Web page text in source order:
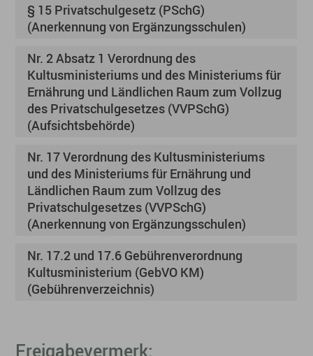
§ 15 Privatschulgesetz (PSchG)
(Anerkennung von Ergänzungsschulen)
Nr. 2 Absatz 1 Verordnung des
Kultusministeriums und des Ministeriums für
Ernährung und Ländlichen Raum zum Vollzug
des Privatschulgesetzes (VVPSchG)
(Aufsichtsbehörde)
Nr. 17 Verordnung des Kultusministeriums
und des Ministeriums für Ernährung und
Ländlichen Raum zum Vollzug des
Privatschulgesetzes (VVPSchG)
(Anerkennung von Ergänzungsschulen)
Nr. 17.2 und 17.6 Gebührenverordnung
Kultusministerium (GebVO KM)
(Gebührenverzeichnis)
Freigabevermerk: